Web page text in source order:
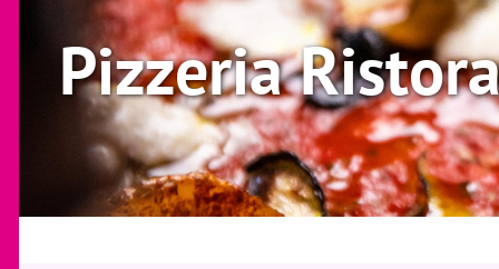
Pizzeria